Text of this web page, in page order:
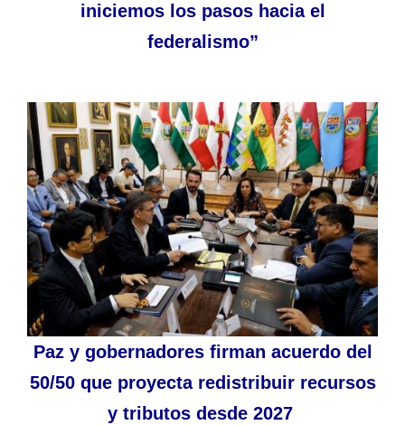
iniciemos los pasos hacia el
federalismo”
Paz y gobernadores firman acuerdo del
50/50 que proyecta redistribuir recursos
y tributos desde 2027